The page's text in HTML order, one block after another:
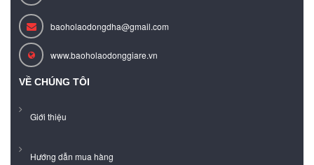
baoholaodongdha@gmail.com
www.baoholaodonggiare.vn
VỀ CHÚNG TÔI
Giới thiệu
Hướng dẫn mua hàng